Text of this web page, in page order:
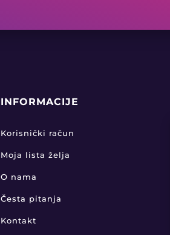
INFORMACIJE
Korisnički račun
Moja lista želja
O nama
Česta pitanja
Kontakt